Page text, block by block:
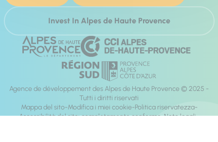
Invest In Alpes de Haute Provence
Agence de développement des Alpes de Haute Provence © 2025 -
Tutti i diritti riservati
Mappa del sito Modifica i miei cookie Politica riservatezza
Accessibilità del sito: completamente conforme Note legali